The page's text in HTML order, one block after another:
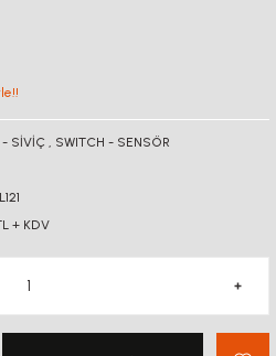
- SİVİÇ , SWITCH - SENSÖR
+ KDV